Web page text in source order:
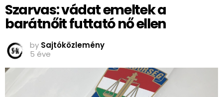
Szarvas: vádat emeltek a
barátnőit futtató nő ellen
by Sajtóközlemény
5 éve